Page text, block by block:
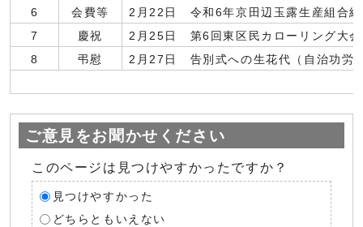
6
会費等
2月22日 令和6年京田辺玉露生産組合総
7
慶祝
2月25日 第6回東区民カローリング大
8
弔慰 2月27日 告別式への生花代（自治功労
ご意見をお聞かせください
このページは見つけやすかったですか？
見つけやすかった
どちらともいえない